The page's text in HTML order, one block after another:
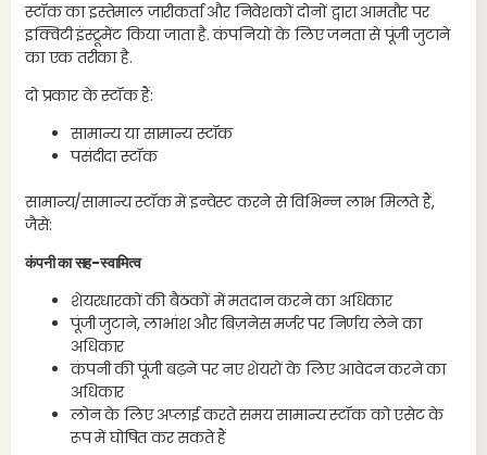
स्टॉक का इस्तेमाल जारीकर्ता और निवेशकों दोनों द्वारा आमतौर पर
इक्विटी इंस्ट्रूमेंट किया जाता है. कंपनियों के लिए जनता से पूंजी जुटाने
का एक तरीका है.
दो प्रकार के स्टॉक हैं:
सामान्य या सामान्य स्टॉक
पसंदीदा स्टॉक
सामान्य/सामान्य स्टॉक में इन्वेस्ट करने से विभिन्न लाभ मिलते हैं,
जैसे:
कंपनी का सह-स्वामित्व
शेयरधारकों की बैठकों में मतदान करने का अधिकार
पूंजी जुटाने, लाभांश और बिज़नेस मर्जर पर निर्णय लेने का
अधिकार
कंपनी की पूंजी बढ़ने पर नए शेयरों के लिए आवेदन करने का
अधिकार
लोन के लिए अप्लाई करते समय सामान्य स्टॉक को एसेट के
रूप में घोषित कर सकते हैं